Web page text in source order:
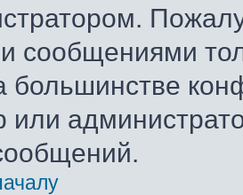
сообщениями
большинстве
или